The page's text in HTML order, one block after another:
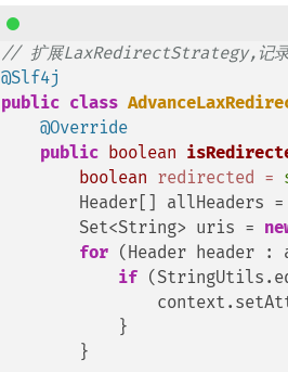
// 扩展LaxRedirectStrategy,记录
@Slf4j
public class
@Override
public boolean
boolean redirected =
Header[] allHeaders
        Set<String> uris =
for (Header header :
if
            }
        }